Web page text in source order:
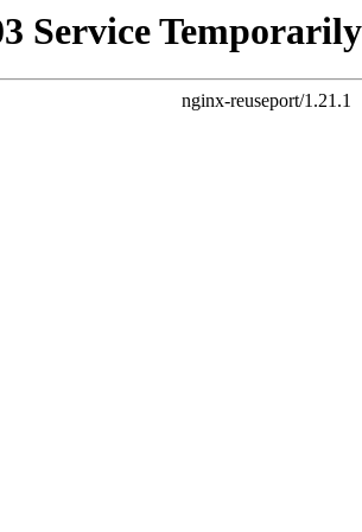
Service
nginx-reuseport/1.21.1